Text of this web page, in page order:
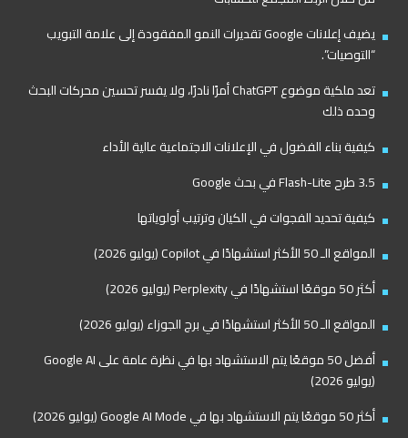
يضيف إعلانات Google تقديرات النمو المفقودة إلى علامة التبويب
“التوصيات”.
تعد ملكية موضوع ChatGPT أمرًا نادرًا، ولا يفسر تحسين محركات البحث
وحده ذلك
كيفية بناء الفضول في الإعلانات الاجتماعية عالية الأداء
3.5 طرح Flash-Lite في بحث Google
كيفية تحديد الفجوات في الكيان وترتيب أولوياتها
المواقع الـ 50 الأكثر استشهادًا في Copilot (يوليو 2026)
أكثر 50 موقعًا استشهادًا في Perplexity (يوليو 2026)
المواقع الـ 50 الأكثر استشهادًا في برج الجوزاء (يوليو 2026)
أفضل 50 موقعًا يتم الاستشهاد بها في نظرة عامة على Google AI
(يوليو 2026)
أكثر 50 موقعًا يتم الاستشهاد بها في Google AI Mode (يوليو 2026)